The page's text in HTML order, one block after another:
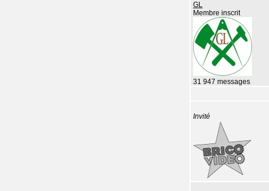
GL
Membre inscrit
31 947 messages
Invité